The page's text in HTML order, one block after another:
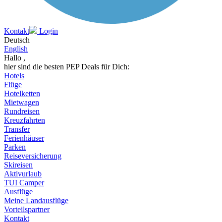
Kontakt
Login
Deutsch
English
Hallo ,
hier sind die besten PEP Deals für Dich:
Hotels
Flüge
Hotelketten
Mietwagen
Rundreisen
Kreuzfahrten
Transfer
Ferienhäuser
Parken
Reiseversicherung
Skireisen
Aktivurlaub
TUI Camper
Ausflüge
Meine Landausflüge
Vorteilspartner
Kontakt